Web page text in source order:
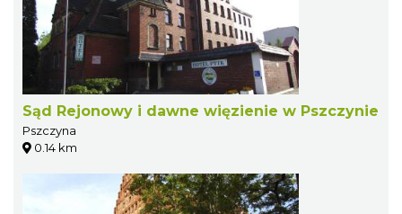
Sąd Rejonowy i dawne więzienie w Pszczynie
Pszczyna
0.14 km